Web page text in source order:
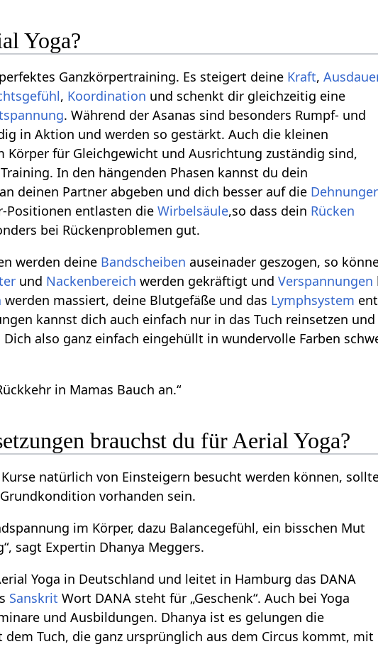
Yoga?
Ganzkörpertraining. Es steigert deine Kraft,
, Koordination und schenkt dir gleichzeitig eine
. Während der Asanas sind besonders Rumpf- und
in Aktion und werden so gestärkt. Auch die kleinen
Körper für Gleichgewicht und Ausrichtung zuständig sind,
In den hängenden Phasen kannst du dein
deinen Partner abgeben und dich besser auf die
Positionen entlasten dieWirbelsäule,so dass dein Rücken
bei Rückenproblemen gut.
werden deine Bandscheiben auseinader geszogen, so
und Nackenbereich werden gekräftigt undVerspannungen
werden massiert, deine Blutgefäße und das Lymphsystem
kannst dich auch einfach nur in das Tuch reinsetzen und
also ganz einfach eingehüllt in wundervolle Farben
in Mamas Bauch an.“
brauchst du für Aerial Yoga?
natürlich von Einsteigern besucht werden können,
vorhanden sein.
im Körper, dazu Balancegefühl, ein bisschen Mut
sagt Expertin Dhanya Meggers.
Yoga in Deutschland und leitet in Hamburg das DANA
Sanskrit Wort DANA steht für „Geschenk“. Auch bei Yoga
und Ausbildungen. Dhanya ist es gelungen die
Tuch, die ganz ursprünglich aus dem Circus kommt, mit